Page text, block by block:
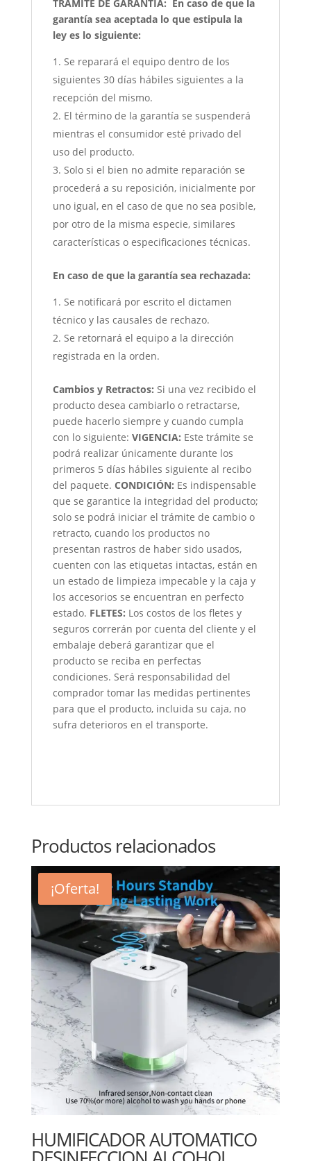
TRÁMITE DE GARANTÍA:
En caso de que la
garantía sea aceptada lo que estipula la
ley es lo siguiente:
Se reparará el equipo dentro de los
siguientes 30 días hábiles siguientes a la
recepción del mismo.
El término de la garantía se suspenderá
mientras el consumidor esté privado del
uso del producto.
Solo si el bien no admite reparación se
procederá a su reposición, inicialmente por
uno igual, en el caso de que no sea posible,
por otro de la misma especie, similares
características o especificaciones técnicas.
En caso de que la garantía sea rechazada:
Se notificará por escrito el dictamen
técnico y las causales de rechazo.
Se retornará el equipo a la dirección
registrada en la orden.
Cambios y Retractos: Si una vez recibido el
producto desea cambiarlo o retractarse,
puede hacerlo siempre y cuando cumpla
con lo siguiente: VIGENCIA: Este trámite se
podrá realizar únicamente durante los
primeros 5 días hábiles siguiente al recibo
del paquete. CONDICIÓN: Es indispensable
que se garantice la integridad del producto;
solo se podrá iniciar el trámite de cambio o
retracto, cuando los productos no
presentan rastros de haber sido usados,
cuenten con las etiquetas intactas, están en
un estado de limpieza impecable y la caja y
los accesorios se encuentran en perfecto
estado. FLETES: Los costos de los fletes y
seguros correrán por cuenta del cliente y el
embalaje deberá garantizar que el
producto se reciba en perfectas
condiciones. Será responsabilidad del
comprador tomar las medidas pertinentes
para que el producto, incluida su caja, no
sufra deterioros en el transporte.
Productos relacionados
¡Oferta!
HUMIFICADOR AUTOMATICO